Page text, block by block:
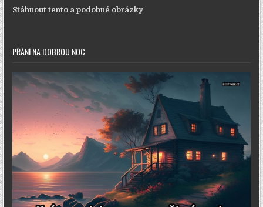
Stáhnout tento a podobné obrázky
PŘÁNÍ NA DOBROU NOC